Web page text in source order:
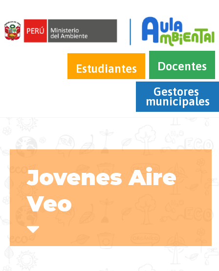
Estudiantes
Docentes
Gestores
municipales
Jovenes Aire
Veo